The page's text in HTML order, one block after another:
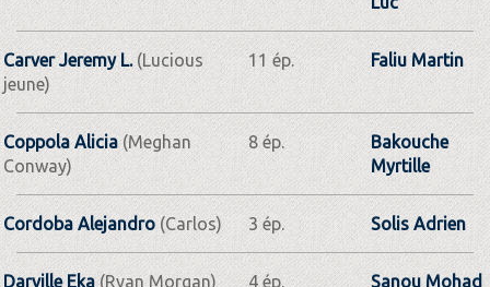
Carver Jeremy L.(Lucious
jeune)
11 ép. Faliu Martin
Coppola Alicia(Meghan
Conway)
8 ép.
Bakouche
Myrtille
Cordoba Alejandro (Carlos) 3 ép. Solis Adrien
Darville Eka(Ryan Morgan) 4 ép. Sanou Mohad